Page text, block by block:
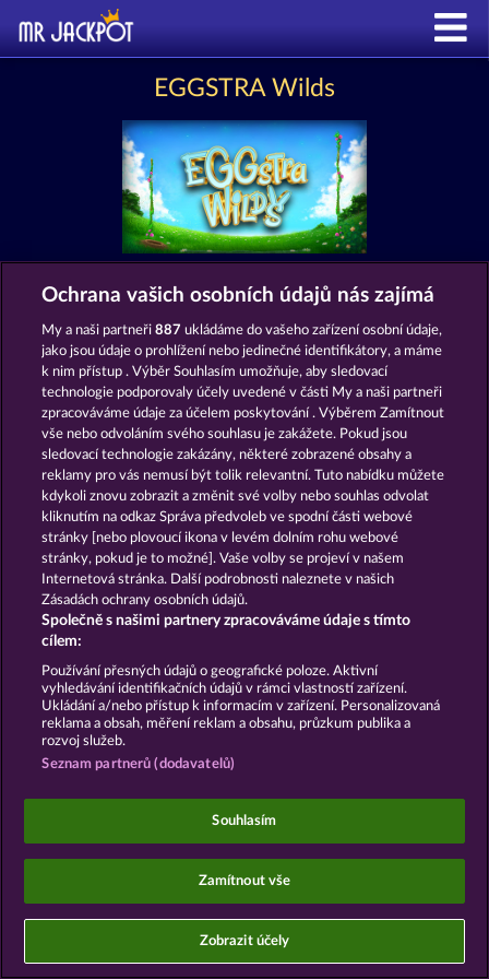
EGGSTRA Wilds
Podmínky Prohlášení o Soukromí a Cookies
Kontakt Společnost Časté dotazy
Podat Žádost o Odstoupení
Sociální kasinové hry jsou určeny výhradně k
zábavním účelům a nemají vůbec žádný vliv na
možné budoucí úspěchy v oblasti hazardu se
skutečnými penězi.
©2026 Whow Games GmbH
Ochrana vašich osobních údajů nás zajímá
My a naši partneři887 ukládáme do vašeho zařízení osobní údaje,
jako jsou údaje o prohlížení nebo jedinečné identifikátory, a máme
k nim přístup . Výběr Souhlasím umožňuje, aby sledovací
technologie podporovaly účely uvedené v části My a naši partneři
zpracováváme údaje za účelem poskytování . Výběrem Zamítnout
vše nebo odvoláním svého souhlasu je zakážete. Pokud jsou
sledovací technologie zakázány, některé zobrazené obsahy a
reklamy pro vás nemusí být tolik relevantní. Tuto nabídku můžete
kdykoli znovu zobrazit a změnit své volby nebo souhlas odvolat
kliknutím na odkaz Správa předvoleb ve spodní části webové
stránky [nebo plovoucí ikona v levém dolním rohu webové
stránky, pokud je to možné]. Vaše volby se projeví v našem
Internetová stránka. Další podrobnosti naleznete v našich
Zásadách ochrany osobních údajů.
Společně s našimi partnery zpracováváme údaje s tímto
cílem:
Používání přesných údajů o geografické poloze. Aktivní
vyhledávání identifikačních údajů v rámci vlastností zařízení.
Ukládání a/nebo přístup k informacím v zařízení. Personalizovaná
reklama a obsah, měření reklam a obsahu, průzkum publika a
rozvoj služeb.
Seznam partnerů (dodavatelů)
Souhlasím
Zamítnout vše
Zobrazit účely